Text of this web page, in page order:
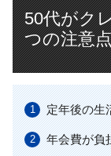
50代がク
つの注意
定年後の生
年会費が負